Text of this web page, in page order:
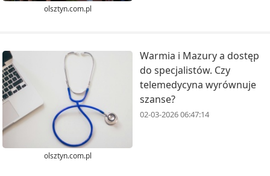
olsztyn.com.pl
olsztyn.com.pl
Warmia i Mazury a dostęp
do specjalistów. Czy
telemedycyna wyrównuje
szanse?
02-03-2026 06:47:14